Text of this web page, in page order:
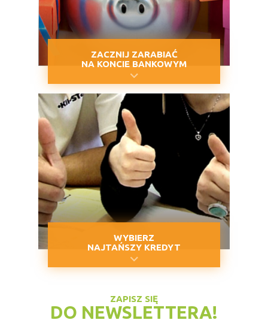
ZACZNIJ ZARABIAĆ
NA KONCIE BANKOWYM
WYBIERZ
NAJTAŃSZY KREDYT
ZAPISZ SIĘ
DO NEWSLETTERA!